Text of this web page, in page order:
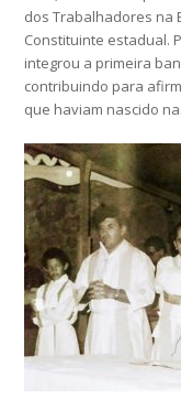
dos Trabalhadores na
Constituinte estadual.
integrou a primeira
contribuindo para
que haviam nascido